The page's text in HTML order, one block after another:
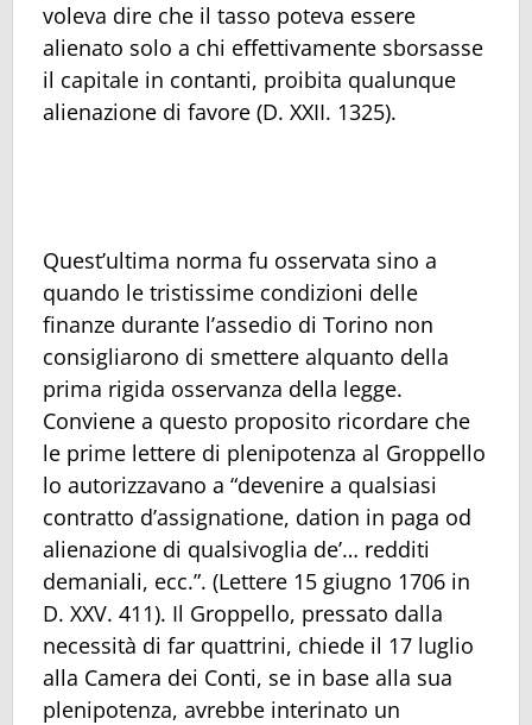
voleva dire che il tasso poteva essere
alienato solo a chi effettivamente sborsasse
il capitale in contanti, proibita qualunque
alienazione di favore (D. XXII. 1325).
Quest’ultima norma fu osservata sino a
quando le tristissime condizioni delle
finanze durante l’assedio di Torino non
consigliarono di smettere alquanto della
prima rigida osservanza della legge.
Conviene a questo proposito ricordare che
le prime lettere di plenipotenza al Groppello
lo autorizzavano a “devenire a qualsiasi
contratto d’assignatione, dation in paga od
alienazione di qualsivoglia de’… redditi
demaniali, ecc.”. (Lettere 15 giugno 1706 in
D. XXV. 411). Il Groppello, pressato dalla
necessità di far quattrini, chiede il 17 luglio
alla Camera dei Conti, se in base alla sua
plenipotenza, avrebbe interinato un